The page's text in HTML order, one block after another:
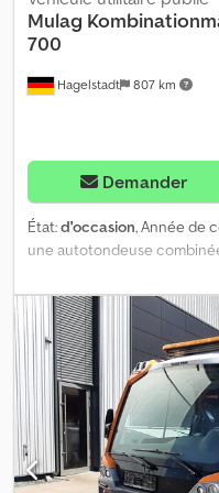
Hagelstadt 807 km
Mulag
700
Demander
État:d'occasion, Année de
une autotondeuse
fabriquée en 2021,
hélicoïdales MK 1200 Plus,
300 et une tête de coupe
contrepoids arrière. Vous
sur demande. Lieu de
Akjzkdmmelok